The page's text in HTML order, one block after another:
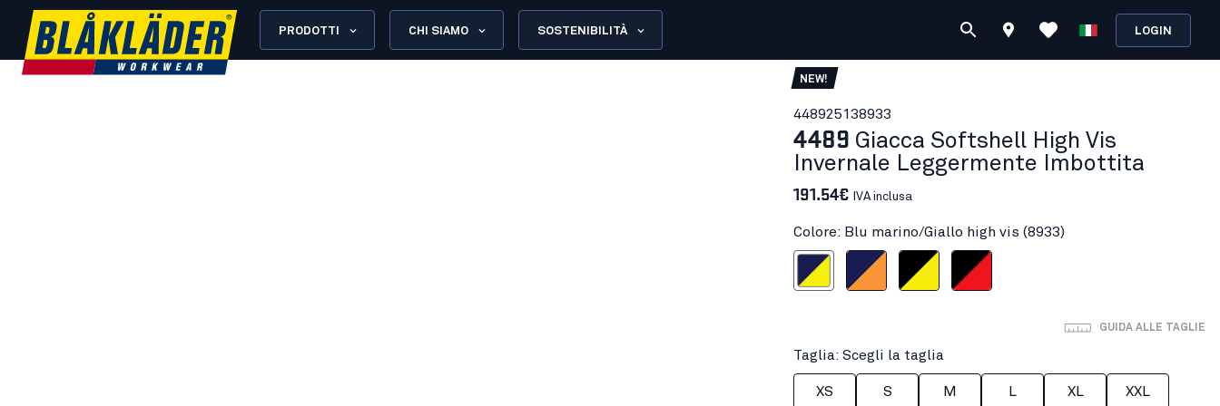
PRODOTTI CHI SIAMO SOSTENIBILITÀ LOGIN
NEW!
448925138933
4489 Giacca Softshell High Vis
Invernale Leggermente Imbottita
191.54€ IVA inclusa
Colore: Blu marino/Giallo high vis (8933)
Blu marino/Giallo high vis
Blu marino/Arancione
Nero/Giallo high vis
Nero/Rosso
GUIDA ALLE TAGLIE
Taglia: Scegli la taglia
XS S M L XL XXL